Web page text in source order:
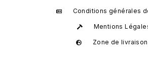
Conditions générales
Mentions
Zone de